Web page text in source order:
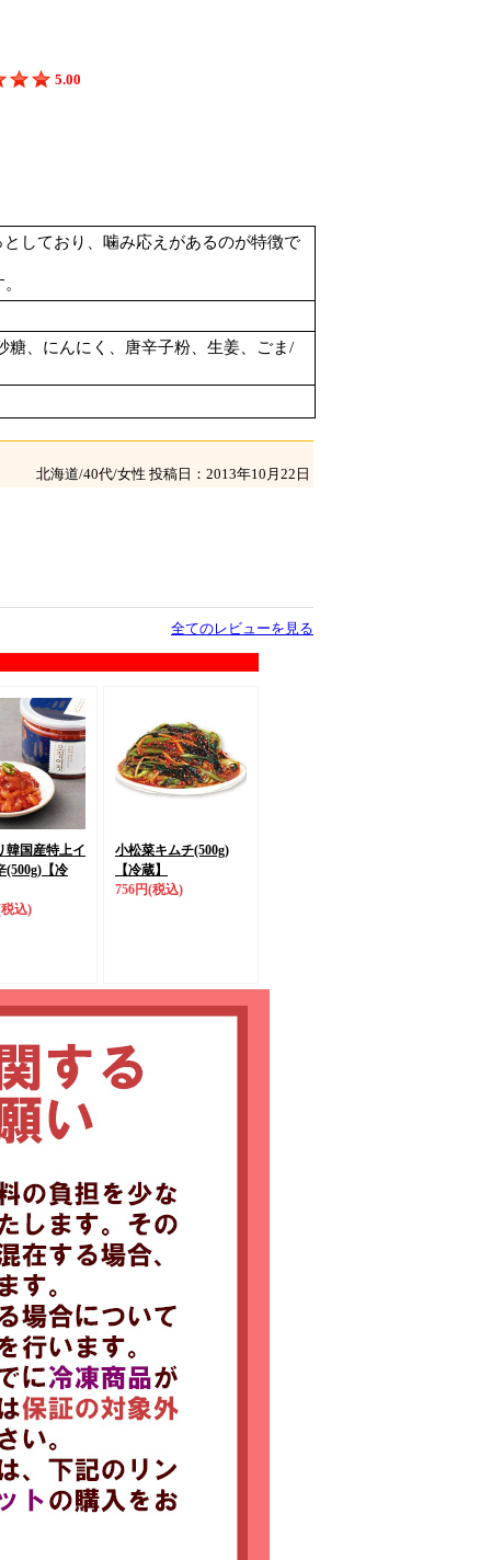
5.00
しており、噛み応えがあるのが特徴で
糖、にんにく、唐辛子粉、生姜、ごま/
北海道/40代/女性 投稿日：2013年10月22日
全てのレビューを見る
韓国産特上イ
(500g) 【冷
込)
小松菜キムチ(500g)
【冷蔵】
756円(税込)